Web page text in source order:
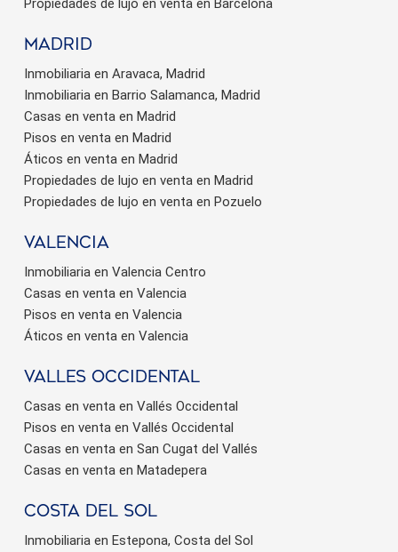
Propiedades de lujo en venta en Barcelona
Madrid
Inmobiliaria en Aravaca, Madrid
Inmobiliaria en Barrio Salamanca, Madrid
Casas en venta en Madrid
Pisos en venta en Madrid
Áticos en venta en Madrid
Propiedades de lujo en venta en Madrid
Propiedades de lujo en venta en Pozuelo
valencia
Inmobiliaria en Valencia Centro
Casas en venta en Valencia
Pisos en venta en Valencia
Áticos en venta en Valencia
valles occidental
Casas en venta en Vallés Occidental
Pisos en venta en Vallés Occidental
Casas en venta en San Cugat del Vallés
Casas en venta en Matadepera
Costa del sol
Inmobiliaria en Estepona, Costa del Sol